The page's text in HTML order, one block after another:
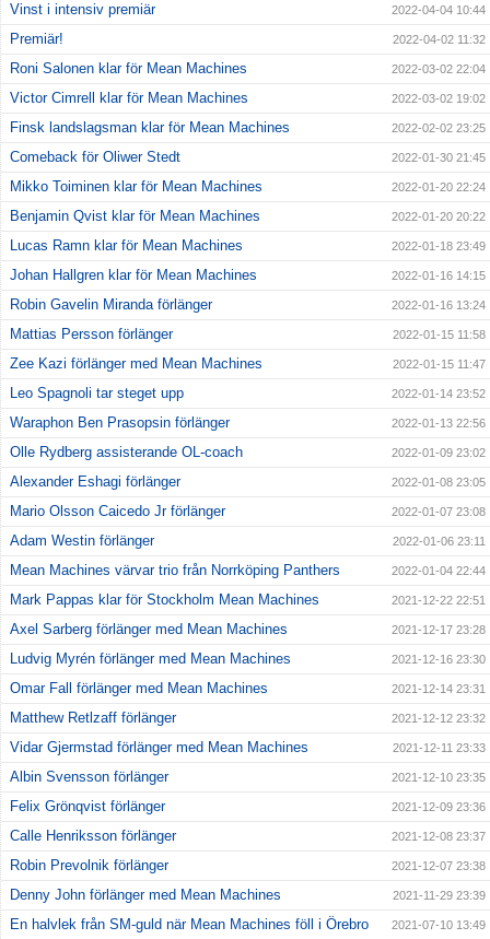
Vinst i intensiv premiär 2022-04-04 10:44
Premiär! 2022-04-02 11:32
Roni Salonen klar för Mean Machines 2022-03-02 22:04
Victor Cimrell klar för Mean Machines 2022-03-02 19:02
Finsk landslagsman klar för Mean Machines 2022-02-02 23:25
Comeback för Oliwer Stedt 2022-01-30 21:45
Mikko Toiminen klar för Mean Machines 2022-01-20 22:24
Benjamin Qvist klar för Mean Machines 2022-01-20 20:22
Lucas Ramn klar för Mean Machines 2022-01-18 23:49
Johan Hallgren klar för Mean Machines 2022-01-16 14:15
Robin Gavelin Miranda förlänger 2022-01-16 13:24
Mattias Persson förlänger 2022-01-15 11:58
Zee Kazi förlänger med Mean Machines 2022-01-15 11:47
Leo Spagnoli tar steget upp 2022-01-14 23:52
Waraphon Ben Prasopsin förlänger 2022-01-13 22:56
Olle Rydberg assisterande OL-coach 2022-01-09 23:02
Alexander Eshagi förlänger 2022-01-08 23:05
Mario Olsson Caicedo Jr förlänger 2022-01-07 23:08
Adam Westin förlänger 2022-01-06 23:11
Mean Machines värvar trio från Norrköping Panthers 2022-01-04 22:44
Mark Pappas klar för Stockholm Mean Machines 2021-12-22 22:51
Axel Sarberg förlänger med Mean Machines 2021-12-17 23:28
Ludvig Myrén förlänger med Mean Machines 2021-12-16 23:30
Omar Fall förlänger med Mean Machines 2021-12-14 23:31
Matthew Retlzaff förlänger 2021-12-12 23:32
Vidar Gjermstad förlänger med Mean Machines 2021-12-11 23:33
Albin Svensson förlänger 2021-12-10 23:35
Felix Grönqvist förlänger 2021-12-09 23:36
Calle Henriksson förlänger 2021-12-08 23:37
Robin Prevolnik förlänger 2021-12-07 23:38
Denny John förlänger med Mean Machines 2021-11-29 23:39
En halvlek från SM-guld när Mean Machines föll i Örebro 2021-07-10 13:49